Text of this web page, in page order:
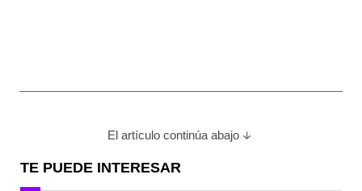
El artículo continúa abajo
TE PUEDE INTERESAR